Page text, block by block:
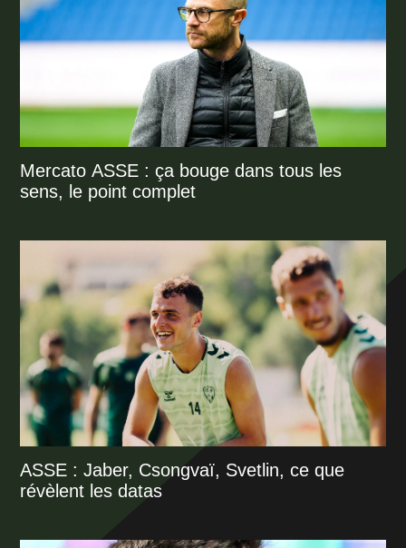
Mercato ASSE : ça bouge dans tous les
sens, le point complet
ASSE : Jaber, Csongvaï, Svetlin, ce que
révèlent les datas